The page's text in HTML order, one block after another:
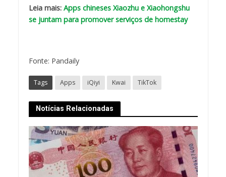
Leia mais: Apps chineses Xiaozhu e Xiaohongshu
se juntam para promover serviços de homestay
Fonte: Pandaily
Tags Apps iQiyi Kwai TikTok
Notícias Relacionadas